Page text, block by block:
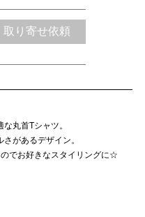
取り寄せ依頼
丸首Tシャツ。
があるデザイン。
でお好きなスタイリングに☆